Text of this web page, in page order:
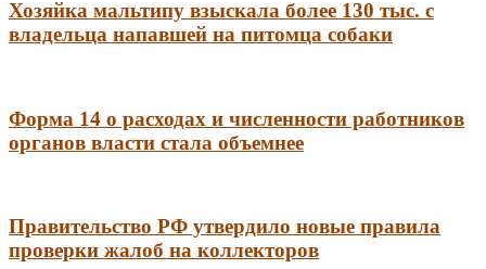
Хозяйка мальтипу взыскала более 130 тыс. с
владельца напавшей на питомца собаки
Форма 14 о расходах и численности работников
органов власти стала объемнее
Правительство РФ утвердило новые правила
проверки жалоб на коллекторов